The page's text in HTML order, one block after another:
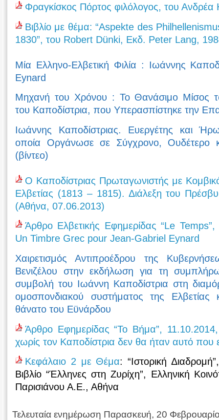
Φραγκίσκος Πόρτος φιλόλογος, του Ανδρέα
Βιβλίο με θέμα: “Aspekte des
1830”, του Robert Dünki, Εκδ. Peter Lang,
Μία Ελληνο-Ελβετική Φιλία : Ιωάννης
Eynard
Μηχανή του Χρόνου : Το Θανάσιμο Μίσος
του Καποδίστρια, που Υπερασπίστηκε την
Ιωάννης Καποδίστριας. Ευεργέτης και
οποία Οργάνωσε σε Σύγχρονο, Ουδέτερο
(βίντεο)
Ο Καποδίστριας Πρωταγωνιστής με
Ελβετίας (1813 – 1815). Διάλεξη του
(Αθήνα, 07.06.2013)
Άρθρο Ελβετικής Εφημερίδας “Le
Un Timbre Grec pour Jean-Gabriel Eynard
Χαιρετισμός Αντιπροέδρου της
Βενιζέλου στην εκδήλωση για τη
συμβολή του Ιωάννη Καποδίστρια στη
ομοσπονδιακού συστήματος της
θάνατο του Εϋνάρδου
Άρθρο Εφημερίδας “Το Βήμα”,
χωρίς τον Καποδίστρια δεν θα ήταν αυτό που
Κεφάλαιο 2 με Θέμα: “Ιστορική
Βιβλίο “Έλληνες στη Ζυρίχη”, Ελληνική
Παρισιάνου Α.Ε., Αθήνα
Τελευταία ενημέρωση Παρασκευή, 20